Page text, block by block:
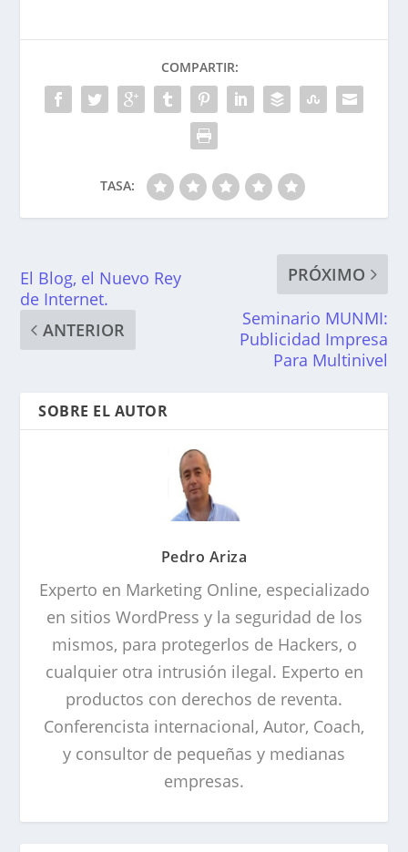
COMPARTIR:
TASA:
El Blog, el Nuevo Rey
de Internet.
ANTERIOR
PRÓXIMO
Seminario MUNMI:
Publicidad Impresa
Para Multinivel
SOBRE EL AUTOR
Pedro Ariza
Experto en Marketing Online, especializado
en sitios WordPress y la seguridad de los
mismos, para protegerlos de Hackers, o
cualquier otra intrusión ilegal. Experto en
productos con derechos de reventa.
Conferencista internacional, Autor, Coach,
y consultor de pequeñas y medianas
empresas.